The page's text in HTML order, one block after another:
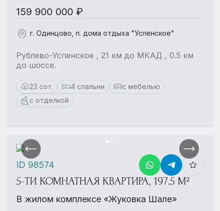
159 900 000 ₽
г. Одинцово, п. дома отдыха "Успенское"
Рублево-Успенское , 21 км до МКАД , 0.5 км
до шоссе.
23 сот. 4 спальни
с мебелью
с отделкой
5-ТИ КОМНАТНАЯ КВАРТИРА, 197.5 М²
В жилом комплексе «Жуковка Шале»
ID 98574